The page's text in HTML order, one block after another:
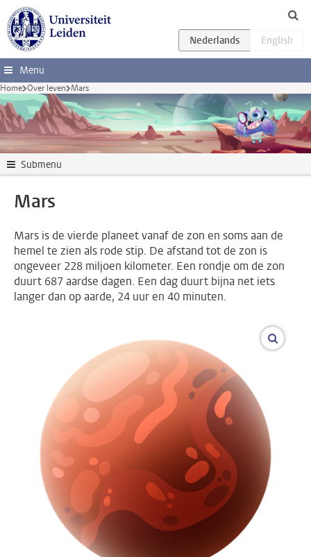
Ga direct naar de inhoud
Menu
Home Over leven Mars
Submenu
Mars
Mars is de vierde planeet vanaf de zon en soms aan de
hemel te zien als rode stip. De afstand tot de zon is
ongeveer 228 miljoen kilometer. Een rondje om de zon
duurt 687 aardse dagen. Een dag duurt bijna net iets
langer dan op aarde, 24 uur en 40 minuten.